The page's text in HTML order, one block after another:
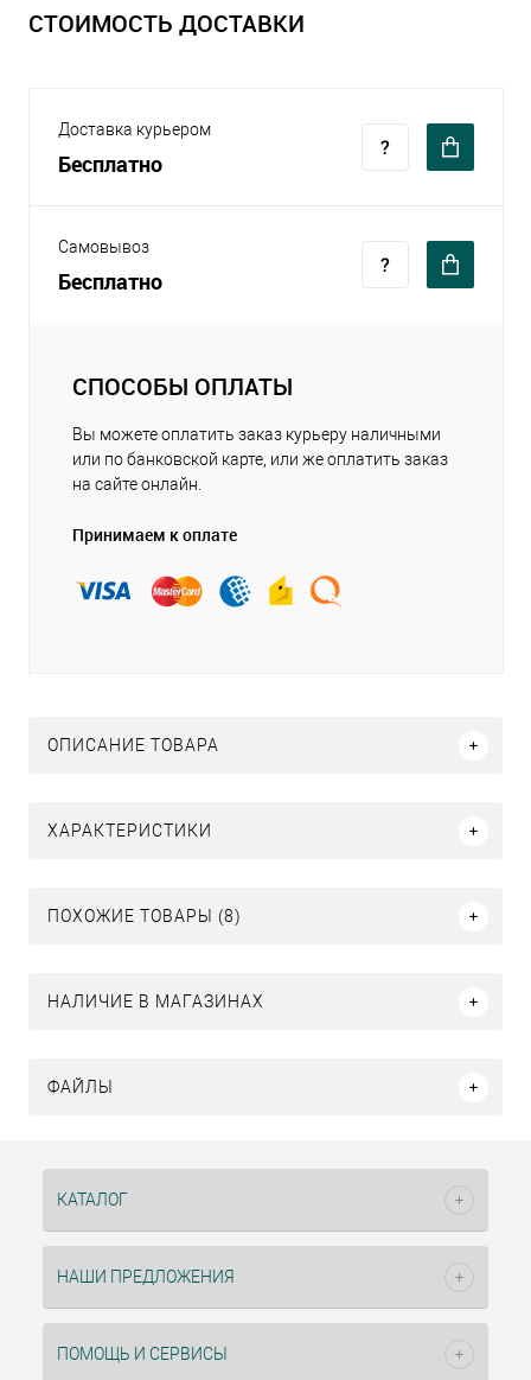
СТОИМОСТЬ ДОСТАВКИ
Доставка курьером
Бесплатно
Самовывоз
Бесплатно
СПОСОБЫ ОПЛАТЫ
Вы можете оплатить заказ курьеру наличными
или по банковской карте, или же оплатить заказ
на сайте онлайн.
Принимаем к оплате
ОПИСАНИЕ ТОВАРА
ХАРАКТЕРИСТИКИ
ПОХОЖИЕ ТОВАРЫ (8)
НАЛИЧИЕ В МАГАЗИНАХ
ФАЙЛЫ
КАТАЛОГ
НАШИ ПРЕДЛОЖЕНИЯ
ПОМОЩЬ И СЕРВИСЫ